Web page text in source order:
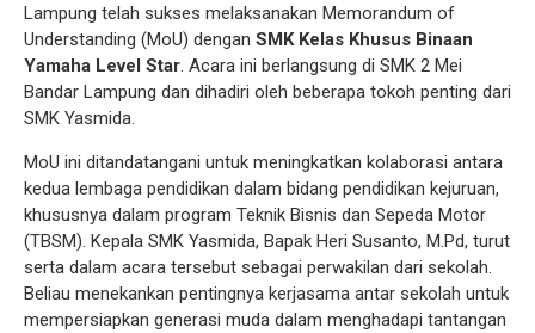
Lampung telah sukses melaksanakan Memorandum of
Understanding (MoU) dengan SMK Kelas Khusus Binaan
Yamaha Level Star. Acara ini berlangsung di SMK 2 Mei
Bandar Lampung dan dihadiri oleh beberapa tokoh penting dari
SMK Yasmida.
MoU ini ditandatangani untuk meningkatkan kolaborasi antara
kedua lembaga pendidikan dalam bidang pendidikan kejuruan,
khususnya dalam program Teknik Bisnis dan Sepeda Motor
(TBSM). Kepala SMK Yasmida, Bapak Heri Susanto, M.Pd, turut
serta dalam acara tersebut sebagai perwakilan dari sekolah.
Beliau menekankan pentingnya kerjasama antar sekolah untuk
mempersiapkan generasi muda dalam menghadapi tantangan